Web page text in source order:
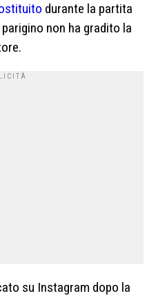
durante la partita
non ha gradito la
su Instagram dopo la